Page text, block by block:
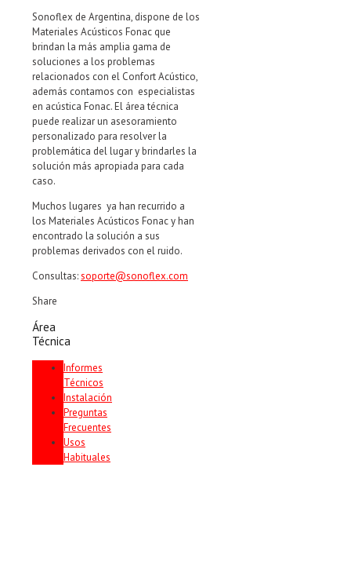
Sonoflex de Argentina, dispone de los
Materiales Acústicos Fonac que
brindan la más amplia gama de
soluciones a los problemas
relacionados con el Confort Acústico,
además contamos con especialistas
en acústica Fonac. El área técnica
puede realizar un asesoramiento
personalizado para resolver la
problemática del lugar y brindarles la
solución más apropiada para cada
caso.
Muchos lugares ya han recurrido a
los Materiales Acústicos Fonac y han
encontrado la solución a sus
problemas derivados con el ruido.
Consultas:soporte@sonoflex.com
Share
Área
Técnica
Informes
Técnicos
Instalación
Preguntas
Frecuentes
Usos
Habituales